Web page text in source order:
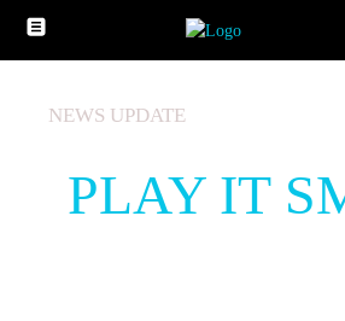
NEWS UPDATE
PLAY IT